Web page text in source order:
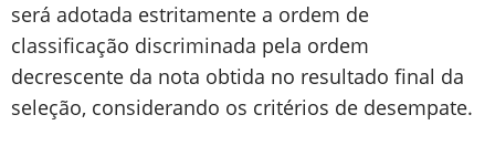
será adotada estritamente a ordem de
classificação discriminada pela ordem
decrescente da nota obtida no resultado final da
seleção, considerando os critérios de desempate.